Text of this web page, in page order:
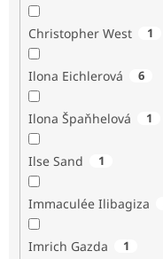
Christopher West 1
Ilona Eichlerová 6
Ilona Špaňhelová 1
Ilse Sand 1
Immaculée Ilibagiza
Imrich Gazda 1